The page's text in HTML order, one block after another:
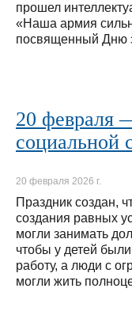
прошел
«Наша армия
посвященный Дню
20 февраля
социальной
20 февраля 2026 г.
Праздник создан,
создания равных
могли занимать
чтобы у детей
работу, а люди с
могли жить